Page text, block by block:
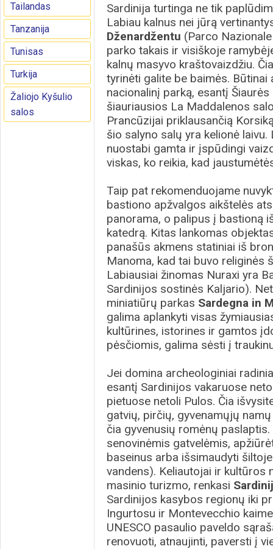
Tailandas
Tanzanija
Tunisas
Turkija
Žaliojo Kyšulio
salos
Sardinija turtinga ne tik
Labiau kalnus nei jūrą
Dženardžentu (Parco
parko takais ir visiškoje
kalnų masyvo kraštovaizdžiu.
tyrinėti galite be baimės. Būtinai
nacionalinį parką, esantį
šiauriausios La Maddalenos
Prancūzijai priklausančią
šio salyno salų yra kelionė
nuostabi gamta ir įspūdingi
viskas, ko reikia, kad
Taip pat rekomenduojame
bastiono apžvalgos aikštelės
panorama, o palipus į bastioną
katedrą. Kitas lankomas
panašūs akmens statiniai iš
Manoma, kad tai buvo religinės
Labiausiai žinomas Nuraxi yra
Sardinijos sostinės Kaljario).
miniatiūrų parkas Sardegna in
galima aplankyti visas
kultūrines, istorines ir gamtos
pėsčiomis, galima sėsti į
Jei domina archeologiniai
esantį Sardinijos vakaruose
pietuose netoli Pulos. Čia
gatvių, pirčių, gyvenamųjų
čia gyvenusių romėnų
senovinėmis gatvelėmis,
baseinus arba išsimaudyti
vandens). Keliautojai ir kultūros
masinio turizmo, renkasi
Sardinijos kasybos regionų iki
Ingurtosu ir Montevecchio
UNESCO pasaulio paveldo
renovuoti, atnaujinti, paversti į